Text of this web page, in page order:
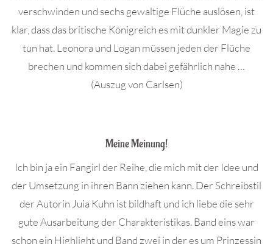
verschwinden und sechs gewaltige Flüche auslösen, ist
klar, dass das britische Königreich es mit dunkler Magie zu
tun hat. Leonora und Logan müssen jeden der Flüche
brechen und kommen sich dabei gefährlich nahe …
(Auszug von Carlsen)
Meine Meinung!
Ich bin ja ein Fangirl der Reihe, die mich mit der Idee und
der Umsetzung in ihren Bann ziehen kann. Der Schreibstil
der Autorin Juia Kuhn ist bildhaft und ich liebe die sehr
gute Ausarbeitung der Charakteristikas. Band eins war
schon ein Highlight und Band zwei in der es um Prinzessin